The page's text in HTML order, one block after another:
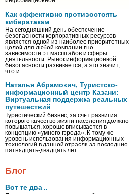
Как эффективно противостоять
кибератакам
На сегодняшний день обеспечение
безопасности корпоративных ресурсов
является одной из наиболее приоритетных
целей для любой компании вне
зависимости от масштабов и сферы
деятельности. Рынок информационной
безопасности развивается, а это значит,
что и …
Наталья Абрамович, Туристско-
информационный центр Казани:
Виртуальная поддержка реальных
путешествий
Туристический бизнес, за счет развития
которого качество жизни населения должно
повышаться, хорошо вписывается в
концепцию «умного города». К тому же
уровень использования информационных
технологий в данной отрасли за последние
пятнадцать-двадцать лет …
Блог
Вот те два...